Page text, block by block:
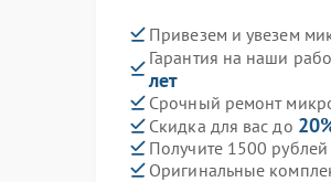
Привезем и увезем
Гарантия на наши
лет
Срочный ремонт
Скидка для вас до
Получите 1500
Оригинальные